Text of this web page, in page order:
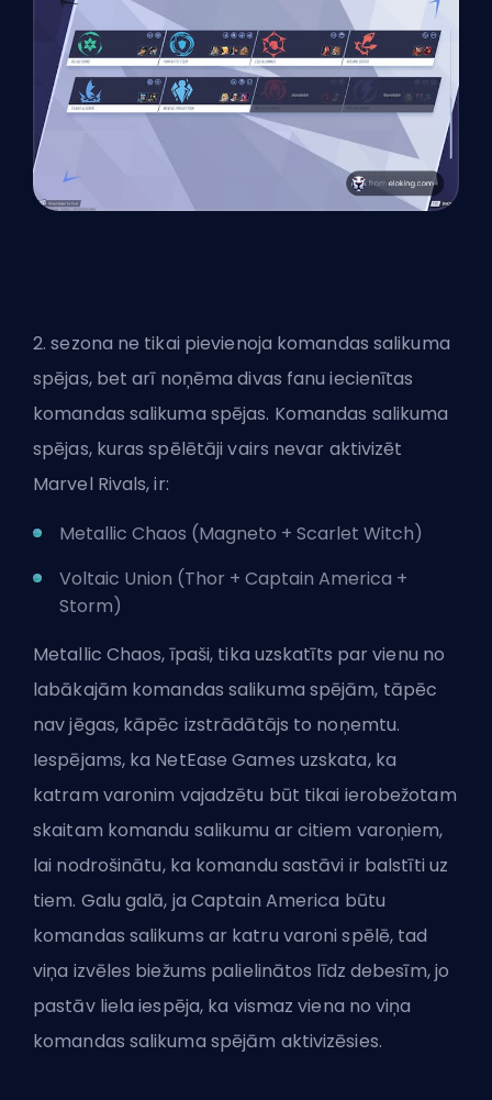
2. sezona ne tikai pievienoja komandas salikuma
spējas, bet arī noņēma divas fanu iecienītas
komandas salikuma spējas. Komandas salikuma
spējas, kuras spēlētāji vairs nevar aktivizēt
Marvel Rivals, ir:
Metallic Chaos (Magneto + Scarlet Witch)
Voltaic Union (Thor + Captain America +
Storm)
Metallic Chaos, īpaši, tika uzskatīts par vienu no
labākajām komandas salikuma spējām, tāpēc
nav jēgas, kāpēc izstrādātājs to noņemtu.
Iespējams, ka NetEase Games uzskata, ka
katram varonim vajadzētu būt tikai ierobežotam
skaitam komandu salikumu ar citiem varoņiem,
lai nodrošinātu, ka komandu sastāvi ir balstīti uz
tiem. Galu galā, ja Captain America būtu
komandas salikums ar katru varoni spēlē, tad
viņa izvēles biežums palielinātos līdz debesīm, jo
pastāv liela iespēja, ka vismaz viena no viņa
komandas salikuma spējām aktivizēsies.